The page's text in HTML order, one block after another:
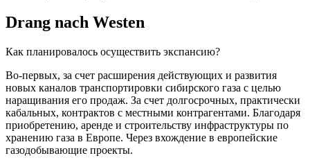
Drang nach Westen
Как планировалось осуществить экспансию?
Во-первых, за счет расширения действующих и развития
новых каналов транспортировки сибирского газа с целью
наращивания его продаж. За счет долгосрочных, практически
кабальных, контрактов с местными контрагентами. Благодаря
приобретению, аренде и строительству инфраструктуры по
хранению газа в Европе. Через вхождение в европейские
газодобывающие проекты.